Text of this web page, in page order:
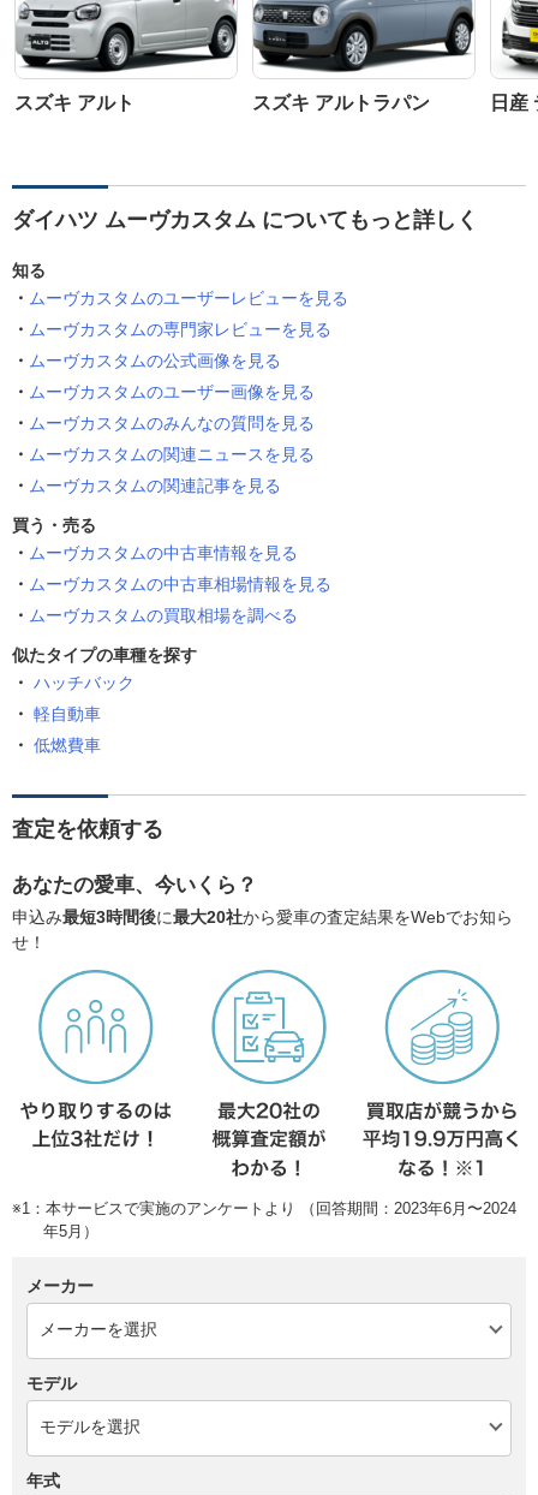
スズキ アルト スズキ アルトラパン 日産
ダイハツ ムーヴカスタム についてもっと詳しく
知る
ムーヴカスタムのユーザーレビューを見る
ムーヴカスタムの専門家レビューを見る
ムーヴカスタムの公式画像を見る
ムーヴカスタムのユーザー画像を見る
ムーヴカスタムのみんなの質問を見る
ムーヴカスタムの関連ニュースを見る
ムーヴカスタムの関連記事を見る
買う・売る
ムーヴカスタムの中古車情報を見る
ムーヴカスタムの中古車相場情報を見る
ムーヴカスタムの買取相場を調べる
似たタイプの車種を探す
ハッチバック
軽自動車
低燃費車
査定を依頼する
あなたの愛車、今いくら？
申込み最短3時間後に最大20社から愛車の査定結果をWebでお知ら
せ！
※1：本サービスで実施のアンケートより （回答期間：2023年6月〜2024
年5月）
メーカー
モデル
年式